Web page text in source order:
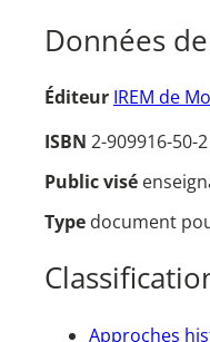
Données
Éditeur IREM de
ISBN 2-909916-50-2
Public visé
Type document
Approches